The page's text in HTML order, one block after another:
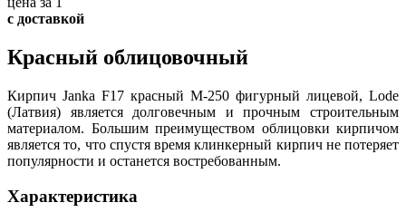
с доставкой
Красный облицовочный
Кирпич Janka F17 красный М-250 фигурный лицевой, Lode
(Латвия) является долговечным и прочным строительным
материалом. Большим преимуществом облицовки кирпичом
является то, что спустя время клинкерный кирпич не потеряет
популярности и останется востребованным.
Характеристика